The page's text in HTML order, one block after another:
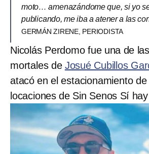
moto… amenazándome que, si yo
publicando, me iba a atener a las
GERMÁN ZIRENE, PERIODISTA
Nicolás Perdomo fue una de
mortales de Josué Cubillos
atacó en el estacionamiento
locaciones de Sin Senos Sí